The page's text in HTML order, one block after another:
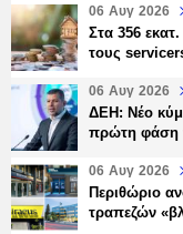
06 Αυγ 2026
Στα 356
τους
06 Αυγ 2026
ΔΕΗ: Νέο
πρώτη φάση
06 Αυγ 2026
Περιθώριο
τραπεζών